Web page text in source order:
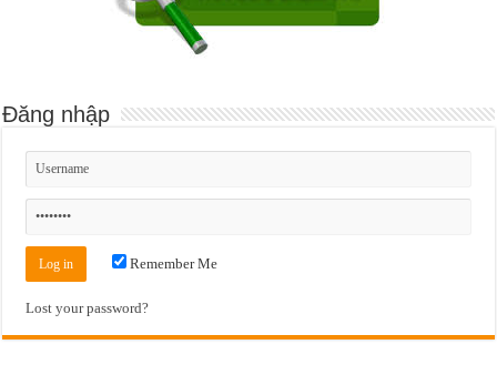
Đăng nhập
Remember Me
Lost your password?